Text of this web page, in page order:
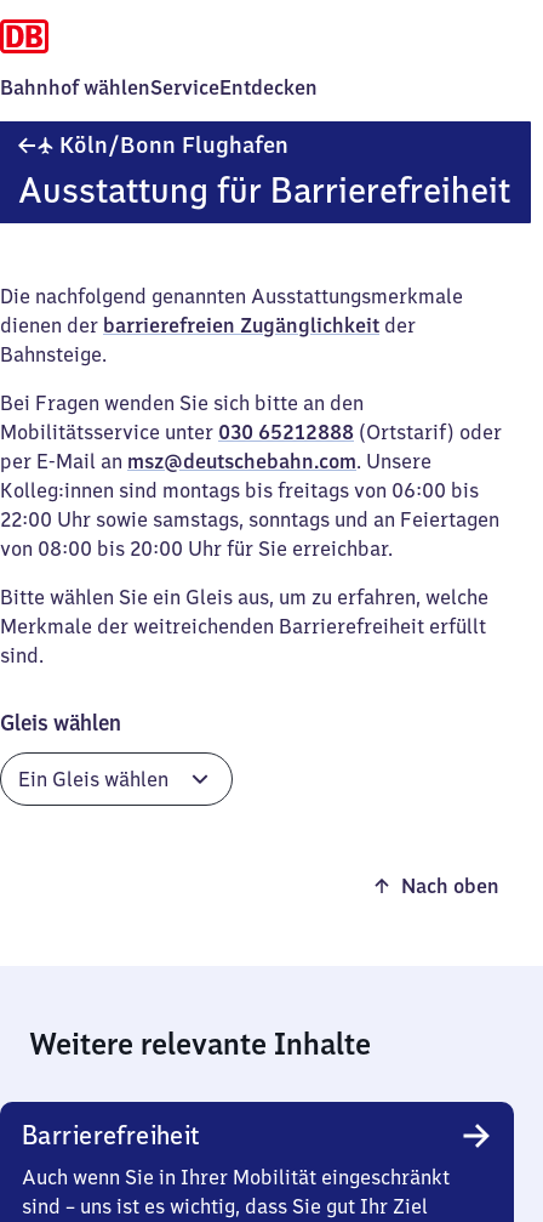
Bahnhof wählenServiceEntdecken
✈ Köln/​Bonn Flughafen
Flughafen
Ausstattung für Barrierefreiheit
Die nachfolgend genannten Ausstattungsmerkmale
dienen der barrierefreien Zugänglichkeit der
Bahnsteige.
Bei Fragen wenden Sie sich bitte an den
Mobilitätsservice unter 030 65212888 (Ortstarif) oder
per E-Mail an msz@deutschebahn.com. Unsere
Kolleg:innen sind montags bis freitags von 06:00 bis
22:00 Uhr sowie samstags, sonntags und an Feiertagen
von 08:00 bis 20:00 Uhr für Sie erreichbar.
Bitte wählen Sie ein Gleis aus, um zu erfahren, welche
Merkmale der weitreichenden Barrierefreiheit erfüllt
sind.
Gleis wählen
Nach oben
Weitere relevante Inhalte
Barrierefreiheit
Auch wenn Sie in Ihrer Mobilität eingeschränkt
sind – uns ist es wichtig, dass Sie gut Ihr Ziel